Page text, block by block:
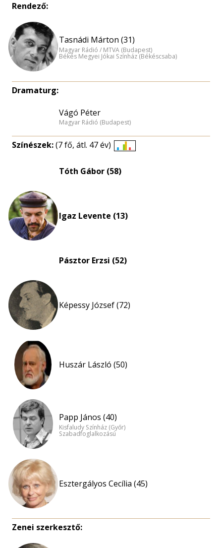
Rendező:
Tasnádi Márton (31)
Magyar Rádió / MTVA (Budapest)
Békés Megyei Jókai Színház (Békéscsaba)
Dramaturg:
Vágó Péter
Magyar Rádió (Budapest)
Színészek:(7 fő, átl. 47 év)
Tóth Gábor (58)
Igaz Levente (13)
Pásztor Erzsi (52)
Képessy József (72)
Huszár László (50)
Papp János (40)
Kisfaludy Színház (Győr)
Szabadfoglalkozású
Esztergályos Cecília (45)
Zenei szerkesztő: